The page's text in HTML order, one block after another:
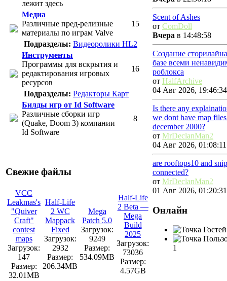
лежит здесь
Медиа
Различные пред-релизные
материалы по играм Valve
15
Подразделы: Видеоролики HL2
Инструменты
Программы для вскрытия и
редактирования игровых
ресурсов
16
Подразделы: Редакторы Карт
Билды игр от Id Software
Различные сборки игр
(Quake, Doom 3) компании
Id Software
8
Свежие файлы
VCC
Leakmas's
"Quiver
Craft"
contest
maps
Загрузок:
147
Размер:
32.01MB
Half-Life
2 WC
Mappack
Fixed
Загрузок:
2932
Размер:
206.34MB
Mega
Patch 5.0
Загрузок:
9249
Размер:
534.09MB
Half-Life
2 Beta —
Mega
Build
2025
Загрузок:
73036
Размер:
4.57GB
Scent of Ashes
от ComDoll
Вчера в 14:48:58
Создание
базе всеми
роблокса
от HalfArchive
04 Авг 2026, 19:46:34
Is there any
we dont have map
december 2000?
от MrDeclanMan2
04 Авг 2026, 01:08:11
are rooftops10 and
connected?
от MrDeclanMan2
01 Авг 2026, 01:20:31
Онлайн
1